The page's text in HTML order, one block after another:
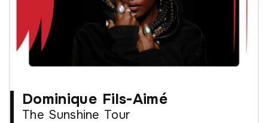
Dominique Fils-Aimé
The Sunshine Tour